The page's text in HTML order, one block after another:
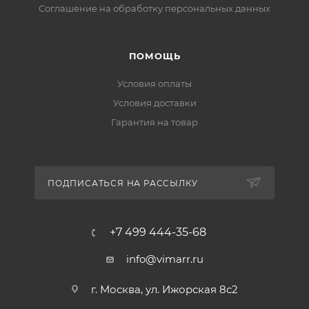
Соглашение на обработку персональных данных
ПОМОЩЬ
Условия оплаты
Условия доставки
Гарантия на товар
ПОДПИСАТЬСЯ НА РАССЫЛКУ
+7 499 444-35-68
info@vimarr.ru
г. Москва, ул. Ижорская 8с2